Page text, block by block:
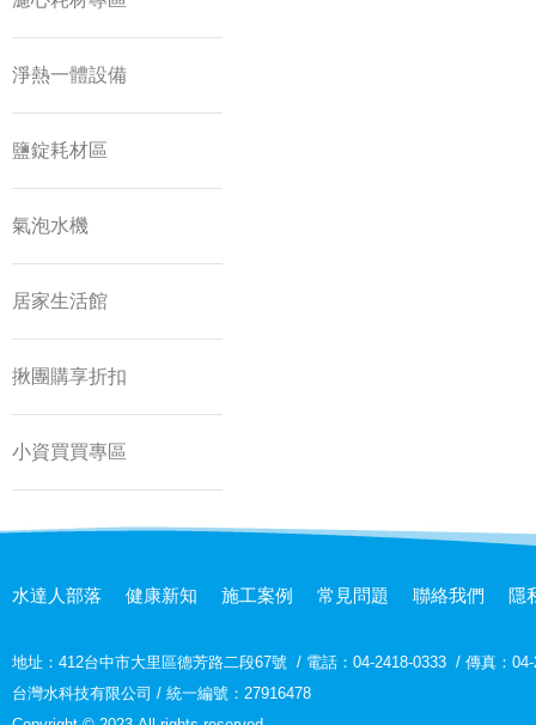
淨熱一體設備
鹽錠耗材區
氣泡水機
居家生活館
揪團購享折扣
小資買買專區
水達人部落 健康新知 施工案例 常見問題 聯絡我們 隱
地址： 412台中市大里區德芳路二段67號 / 電話：04-2418-0333 / 傳真：
台灣水科技有限公司 / 統一編號：27916478